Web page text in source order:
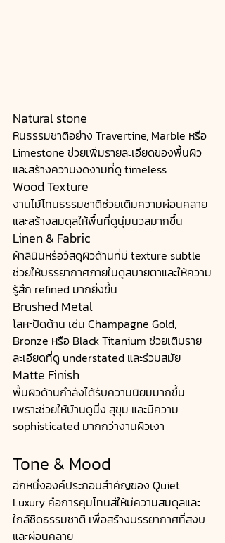
Natural stone
หินธรรมชาติอย่าง Travertine, Marble หรือ
Limestone ช่วยเพิ่มรายละเอียดของพื้นผิว
และสร้างความงดงามที่ดู timeless
Wood Texture
งานไม้โทนธรรมชาติช่วยเติมความผ่อนคลาย
และสร้างสมดุลให้พื้นที่ดูนุ่มนวลมากขึ้น
Linen & Fabric
ผ้าลินินหรือวัสดุผิวด้านที่มี texture subtle
ช่วยให้บรรยากาศภายในดูสบายตาและให้ความ
รู้สึก refined มากยิ่งขึ้น
Brushed Metal
โลหะปัดด้าน เช่น Champagne Gold,
Bronze หรือ Black Titanium ช่วยเติมราย
ละเอียดที่ดู understated และร่วมสมัย
Matte Finish
พื้นผิวด้านกำลังได้รับความนิยมมากขึ้น
เพราะช่วยให้บ้านดูนิ่ง สุขุม และมีความ
sophisticated มากกว่างานผิวเงา
Tone & Mood
อีกหนึ่งองค์ประกอบสำคัญของ Quiet
Luxury คือการคุมโทนสีให้มีความสมดุลและ
ใกล้ชิดธรรมชาติ เพื่อสร้างบรรยากาศที่สงบ
และผ่อนคลาย